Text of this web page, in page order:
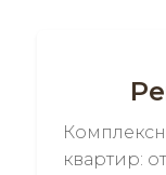
квартир: